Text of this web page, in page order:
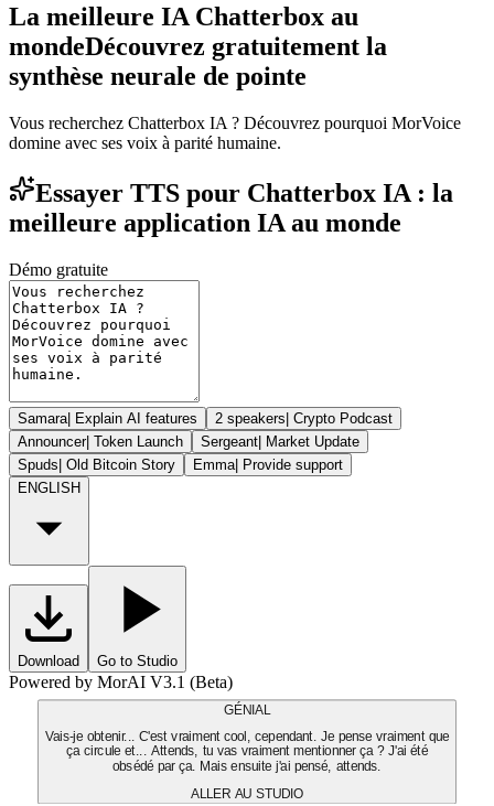
La meilleure IA Chatterbox au
mondeDécouvrez gratuitement la
synthèse neurale de pointe
Vous recherchez Chatterbox IA ? Découvrez pourquoi MorVoice
domine avec ses voix à parité humaine.
Essayer TTS pour Chatterbox IA : la
meilleure application IA au monde
Démo gratuite
Samara| Explain AI features 2 speakers| Crypto Podcast
Announcer| Token Launch Sergeant| Market Update
Spuds| Old Bitcoin Story Emma| Provide support
ENGLISH
Download Go to Studio
Powered by MorAI V3.1 (Beta)
GÉNIAL
Vais-je obtenir... C'est vraiment cool, cependant. Je pense vraiment que
ça circule et... Attends, tu vas vraiment mentionner ça ? J'ai été
obsédé par ça. Mais ensuite j'ai pensé, attends.
ALLER AU STUDIO